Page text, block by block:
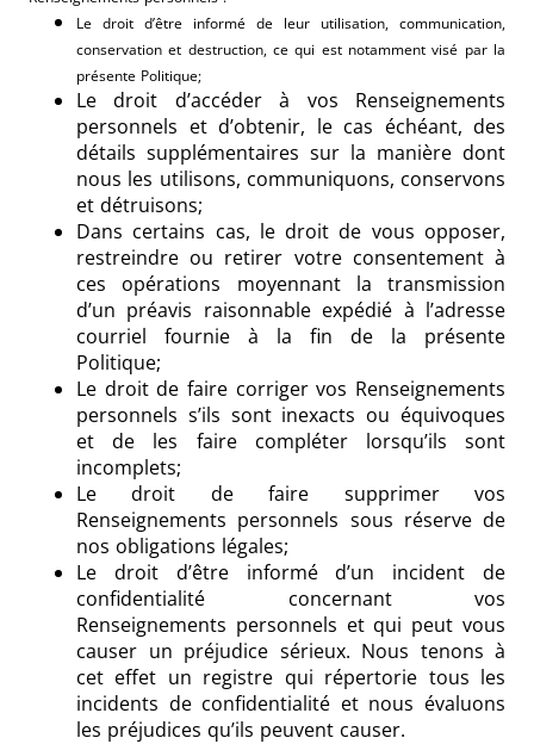
Le droit d’être informé de leur utilisation, communication,
conservation et destruction, ce qui est notamment visé par la
présente Politique;
Le droit d’accéder à vos Renseignements
personnels et d’obtenir, le cas échéant, des
détails supplémentaires sur la manière dont
nous les utilisons, communiquons, conservons
et détruisons;
Dans certains cas, le droit de vous opposer,
restreindre ou retirer votre consentement à
ces opérations moyennant la transmission
d’un préavis raisonnable expédié à l’adresse
courriel fournie à la fin de la présente
Politique;
Le droit de faire corriger vos Renseignements
personnels s’ils sont inexacts ou équivoques
et de les faire compléter lorsqu’ils sont
incomplets;
Le droit de faire supprimer vos
Renseignements personnels sous réserve de
nos obligations légales;
Le droit d’être informé d’un incident de
confidentialité concernant vos
Renseignements personnels et qui peut vous
causer un préjudice sérieux. Nous tenons à
cet effet un registre qui répertorie tous les
incidents de confidentialité et nous évaluons
les préjudices qu’ils peuvent causer.